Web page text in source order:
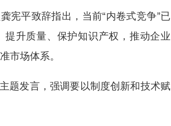
平致辞指出，当前“内卷式竞争”已
升质量、保护知识产权，推动企业
市场体系。
题发言，强调要以制度创新和技术赋